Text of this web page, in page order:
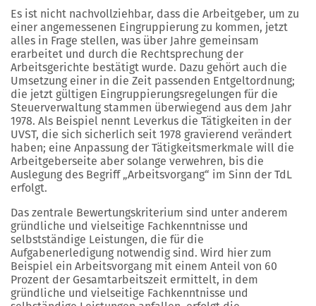
Es ist nicht nachvollziehbar, dass die Arbeitgeber, um zu
einer angemessenen Eingruppierung zu kommen, jetzt
alles in Frage stellen, was über Jahre gemeinsam
erarbeitet und durch die Rechtsprechung der
Arbeitsgerichte bestätigt wurde. Dazu gehört auch die
Umsetzung einer in die Zeit passenden Entgeltordnung;
die jetzt gültigen Eingruppierungsregelungen für die
Steuerverwaltung stammen überwiegend aus dem Jahr
1978. Als Beispiel nennt Leverkus die Tätigkeiten in der
UVST, die sich sicherlich seit 1978 gravierend verändert
haben; eine Anpassung der Tätigkeitsmerkmale will die
Arbeitgeberseite aber solange verwehren, bis die
Auslegung des Begriff „Arbeitsvorgang“ im Sinn der TdL
erfolgt.
Das zentrale Bewertungskriterium sind unter anderem
gründliche und vielseitige Fachkenntnisse und
selbstständige Leistungen, die für die
Aufgabenerledigung notwendig sind. Wird hier zum
Beispiel ein Arbeitsvorgang mit einem Anteil von 60
Prozent der Gesamtarbeitszeit ermittelt, in dem
gründliche und vielseitige Fachkenntnisse und